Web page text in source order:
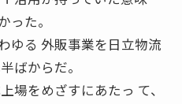
った。
ゆる 外販事業を日立物流
ばからだ。
場をめざすにあたっ て、